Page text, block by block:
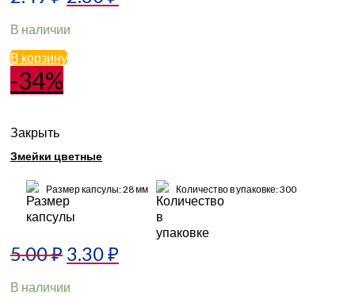
В наличии
В корзину
-34%
Закрыть
Змейки цветные
Размер капсулы: 28 мм Количество в упаковке: 300
5.00₽ 3.30₽
В наличии